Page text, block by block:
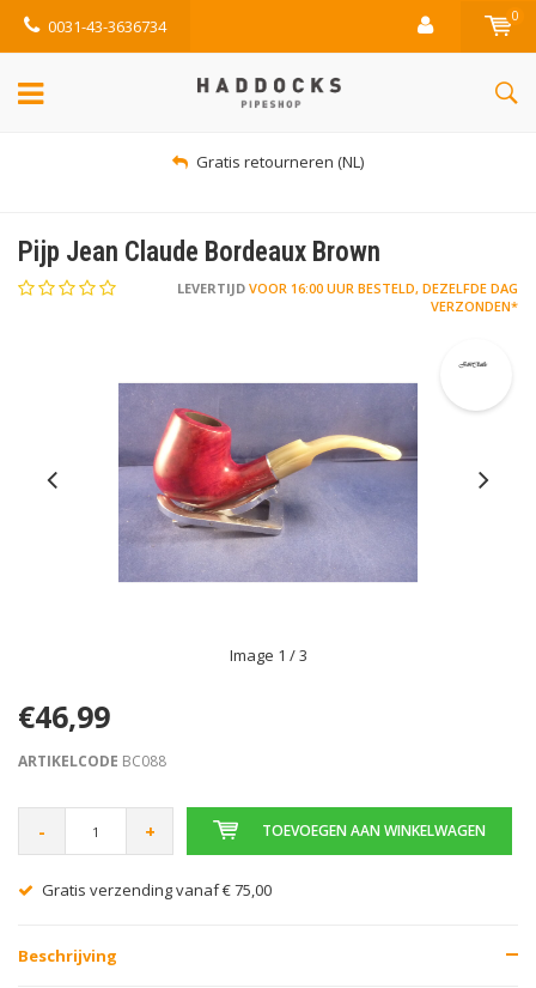
0031-43-3636734 0
Gratis retourneren (NL)
Pijp Jean Claude Bordeaux Brown
LEVERTIJD VOOR 16:00 UUR BESTELD, DEZELFDE DAG
VERZONDEN*
Image 1 / 3
€46,99
ARTIKELCODE BC088
- + TOEVOEGEN AAN WINKELWAGEN
Gratis verzending vanaf € 75,00
Beschrijving